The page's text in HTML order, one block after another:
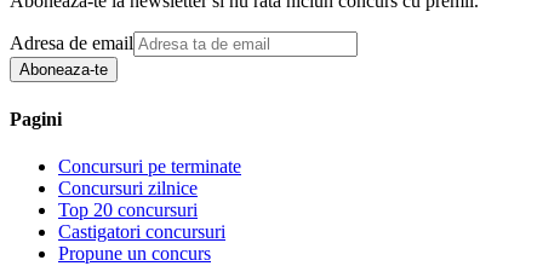
Adresa de email
Aboneaza-te
Pagini
Concursuri pe terminate
Concursuri zilnice
Top 20 concursuri
Castigatori concursuri
Propune un concurs